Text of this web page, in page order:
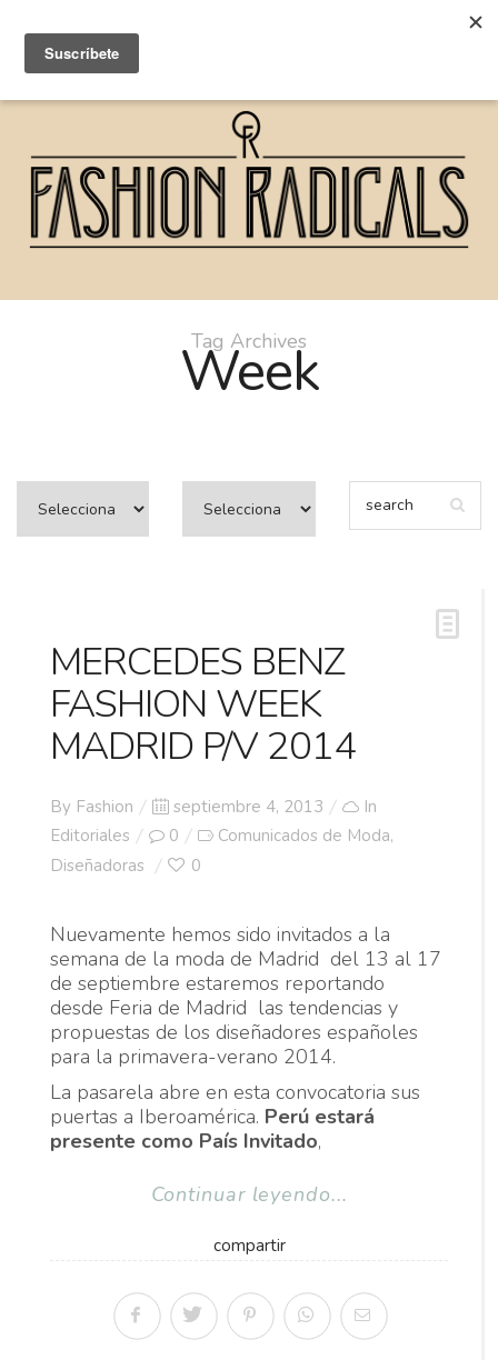
Tag Archives
Week
MERCEDES BENZ
FASHION WEEK
MADRID P/V 2014
By Fashion
Posted
on
septiembre 4, 2013
In
Editoriales
0 Comunicados de Moda,
Diseñadoras 0
Nuevamente hemos sido invitados a la
semana de la moda de Madrid del 13 al 17
de septiembre estaremos reportando
desde Feria de Madrid las tendencias y
propuestas de los diseñadores españoles
para la primavera-verano 2014.
La pasarela abre en esta convocatoria sus
puertas a Iberoamérica. Perú estará
presente como País Invitado,
Continuar leyendo...
compartir